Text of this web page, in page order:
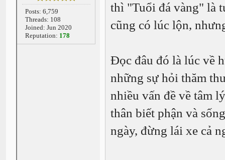
Posts: 6,759
Threads: 108
Joined: Jun 2020
Reputation: 178
thì "Tuổi đá vàng" là
cũng có lúc lộn,
Đọc đâu đó là lúc về
những sự hỏi thăm
nhiều vấn đề về tâm
thân biết phận và
ngày, đừng lái xe cả